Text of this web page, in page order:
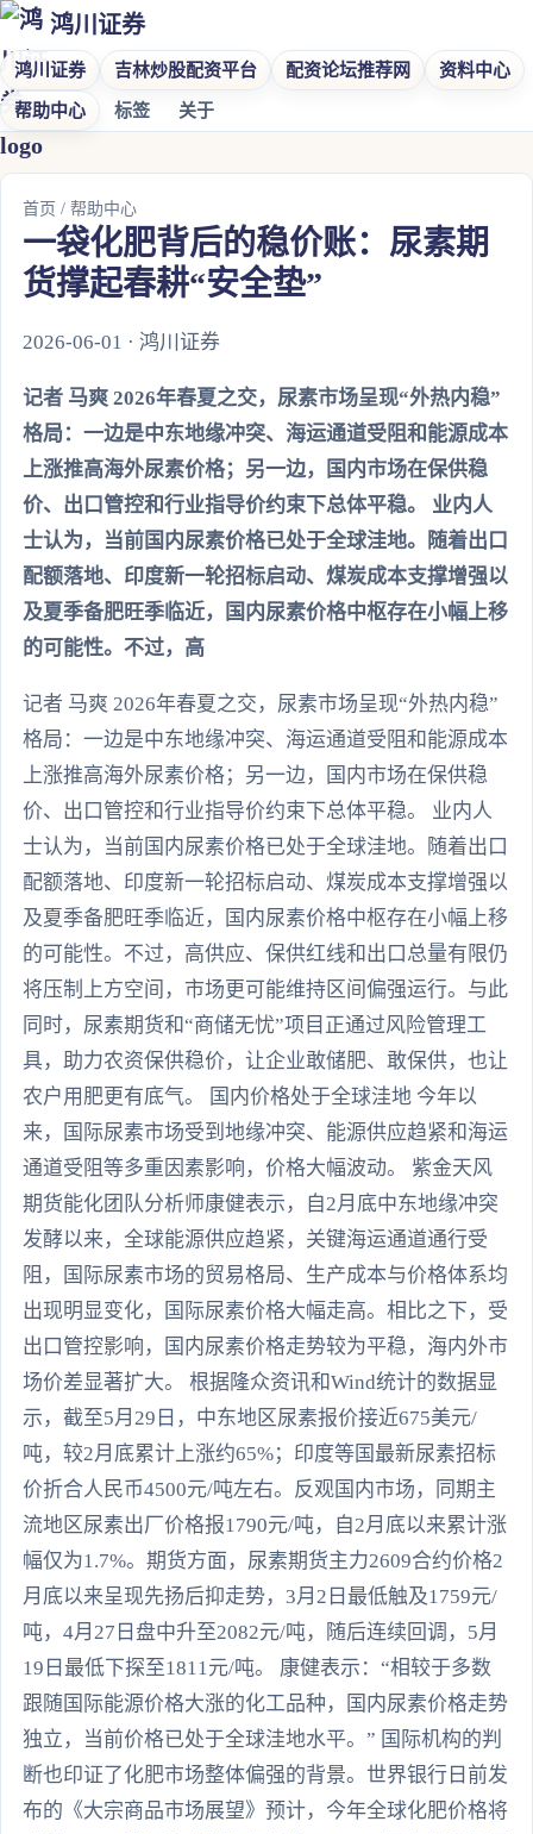
鸿川证券
鸿川证券 吉林炒股配资平台 配资论坛推荐网 资料中心
帮助中心 标签 关于
首页 / 帮助中心
一袋化肥背后的稳价账：尿素期
货撑起春耕“安全垫”
2026-06-01 · 鸿川证券
记者 马爽 2026年春夏之交，尿素市场呈现“外热内稳”
格局：一边是中东地缘冲突、海运通道受阻和能源成本
上涨推高海外尿素价格；另一边，国内市场在保供稳
价、出口管控和行业指导价约束下总体平稳。 业内人
士认为，当前国内尿素价格已处于全球洼地。随着出口
配额落地、印度新一轮招标启动、煤炭成本支撑增强以
及夏季备肥旺季临近，国内尿素价格中枢存在小幅上移
的可能性。不过，高
记者 马爽 2026年春夏之交，尿素市场呈现“外热内稳”
格局：一边是中东地缘冲突、海运通道受阻和能源成本
上涨推高海外尿素价格；另一边，国内市场在保供稳
价、出口管控和行业指导价约束下总体平稳。 业内人
士认为，当前国内尿素价格已处于全球洼地。随着出口
配额落地、印度新一轮招标启动、煤炭成本支撑增强以
及夏季备肥旺季临近，国内尿素价格中枢存在小幅上移
的可能性。不过，高供应、保供红线和出口总量有限仍
将压制上方空间，市场更可能维持区间偏强运行。与此
同时，尿素期货和“商储无忧”项目正通过风险管理工
具，助力农资保供稳价，让企业敢储肥、敢保供，也让
农户用肥更有底气。 国内价格处于全球洼地 今年以
来，国际尿素市场受到地缘冲突、能源供应趋紧和海运
通道受阻等多重因素影响，价格大幅波动。 紫金天风
期货能化团队分析师康健表示，自2月底中东地缘冲突
发酵以来，全球能源供应趋紧，关键海运通道通行受
阻，国际尿素市场的贸易格局、生产成本与价格体系均
出现明显变化，国际尿素价格大幅走高。相比之下，受
出口管控影响，国内尿素价格走势较为平稳，海内外市
场价差显著扩大。 根据隆众资讯和Wind统计的数据显
示，截至5月29日，中东地区尿素报价接近675美元/
吨，较2月底累计上涨约65%；印度等国最新尿素招标
价折合人民币4500元/吨左右。反观国内市场，同期主
流地区尿素出厂价格报1790元/吨，自2月底以来累计涨
幅仅为1.7%。期货方面，尿素期货主力2609合约价格2
月底以来呈现先扬后抑走势，3月2日最低触及1759元/
吨，4月27日盘中升至2082元/吨，随后连续回调，5月
19日最低下探至1811元/吨。 康健表示：“相较于多数
跟随国际能源价格大涨的化工品种，国内尿素价格走势
独立，当前价格已处于全球洼地水平。” 国际机构的判
断也印证了化肥市场整体偏强的背景。世界银行日前发
布的《大宗商品市场展望》预计，今年全球化肥价格将